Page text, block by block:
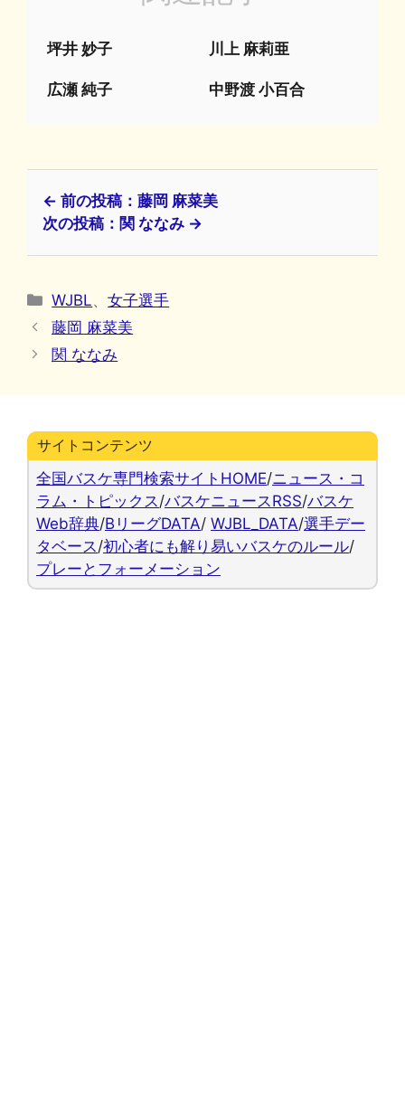
坪井 妙子 川上 麻莉亜
広瀬 純子 中野渡 小百合
← 前の投稿：藤岡 麻菜美
次の投稿：関 ななみ →
カ
テ
リ
WJBL、女子選手
藤岡 麻菜美
関 ななみ
サイトコンテンツ
全国バスケ専門検索サイトHOME/ニュース・コ
ラム・トピックス /バスケニュースRSS/バスケ
Web辞典/BリーグDATA/ WJBL_DATA/選手デー
タベース /初心者にも解り易いバスケのルール/
プレーとフォーメーション